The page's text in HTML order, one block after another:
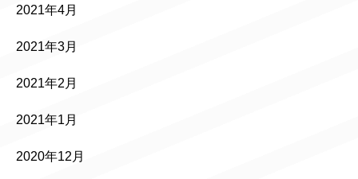
2021年4月
2021年3月
2021年2月
2021年1月
2020年12月